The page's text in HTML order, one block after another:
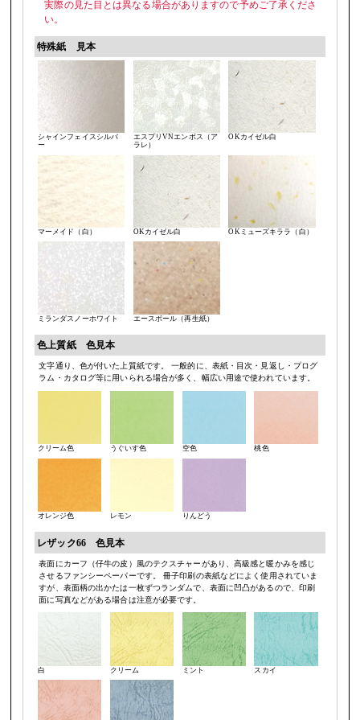
実際の見た目とは異なる場合がありますので予めご了承くださ
い。
特殊紙 見本
シャインフェイスシルバ
ー
エスプリVNエンボス（ア
ラレ）
OKカイゼル白
マーメイド（白） OKカイゼル白 OKミューズキララ（白）
ミランダスノーホワイト エースボール（再生紙）
色上質紙 色見本
文字通り、色が付いた上質紙です。 一般的に、表紙・目次・見返し・プログ
ラム・カタログ等に用いられる場合が多く、幅広い用途で使われています。
クリーム色 うぐいす色 空色 桃色
オレンジ色 レモン りんどう
レザック66 色見本
表面にカーフ（仔牛の皮）風のテクスチャーがあり、高級感と暖かみを感じ
させるファンシーペーパーです。 冊子印刷の表紙などによく使用されていま
すが、表面柄の出かたは一枚ずつランダムで、表面に凹凸があるので、印刷
面に写真などがある場合は注意が必要です。
白 クリーム ミント スカイ